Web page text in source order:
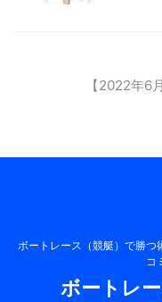
【2022年6
ボートレース（競艇）で勝つ
コ
ボートレ